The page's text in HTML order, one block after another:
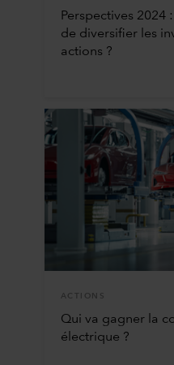
Perspectives 2024
de diversifier les
actions ?
ACTIONS
Qui va gagner la
électrique ?